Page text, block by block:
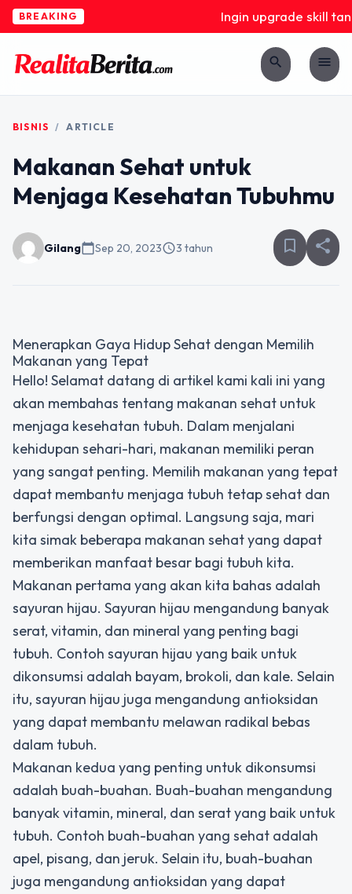
BREAKING Ingin upgrade skill
search menu
BISNIS / ARTICLE
Makanan Sehat untuk
Menjaga Kesehatan Tubuhmu
Gilangcalendar_todaySep 20, 2023schedule3 tahun bookmark_border share
Menerapkan Gaya Hidup Sehat dengan Memilih
Makanan yang Tepat
Hello! Selamat datang di artikel kami kali ini yang
akan membahas tentang makanan sehat untuk
menjaga kesehatan tubuh. Dalam menjalani
kehidupan sehari-hari, makanan memiliki peran
yang sangat penting. Memilih makanan yang tepat
dapat membantu menjaga tubuh tetap sehat dan
berfungsi dengan optimal. Langsung saja, mari
kita simak beberapa makanan sehat yang dapat
memberikan manfaat besar bagi tubuh kita.
Makanan pertama yang akan kita bahas adalah
sayuran hijau. Sayuran hijau mengandung banyak
serat, vitamin, dan mineral yang penting bagi
tubuh. Contoh sayuran hijau yang baik untuk
dikonsumsi adalah bayam, brokoli, dan kale. Selain
itu, sayuran hijau juga mengandung antioksidan
yang dapat membantu melawan radikal bebas
dalam tubuh.
Makanan kedua yang penting untuk dikonsumsi
adalah buah-buahan. Buah-buahan mengandung
banyak vitamin, mineral, dan serat yang baik untuk
tubuh. Contoh buah-buahan yang sehat adalah
apel, pisang, dan jeruk. Selain itu, buah-buahan
juga mengandung antioksidan yang dapat